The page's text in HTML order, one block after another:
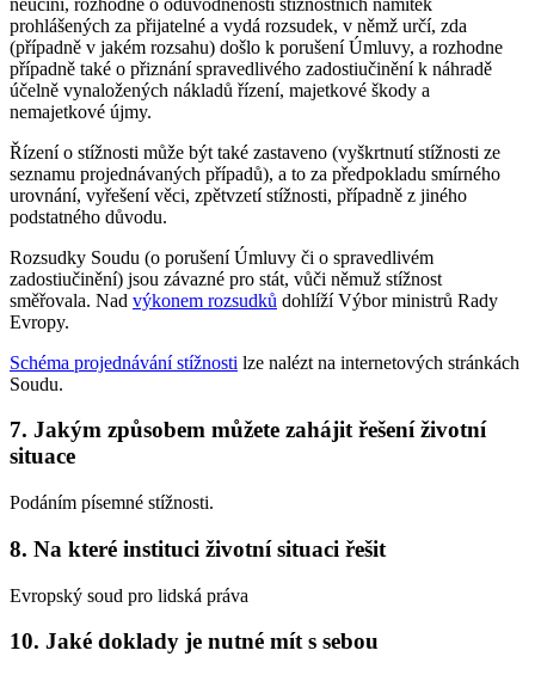
prohlášených za přijatelné a vydá rozsudek, v němž určí, zda
(případně v jakém rozsahu) došlo k porušení Úmluvy, a rozhodne
případně také o přiznání spravedlivého zadostiučinění k náhradě
účelně vynaložených nákladů řízení, majetkové škody a
nemajetkové újmy.
Řízení o stížnosti může být také zastaveno (vyškrtnutí stížnosti ze
seznamu projednávaných případů), a to za předpokladu smírného
urovnání, vyřešení věci, zpětvzetí stížnosti, případně z jiného
podstatného důvodu.
Rozsudky Soudu (o porušení Úmluvy či o spravedlivém
zadostiučinění) jsou závazné pro stát, vůči němuž stížnost
směřovala. Nad výkonem rozsudků dohlíží Výbor ministrů Rady
Evropy.
Schéma projednávání stížnosti lze nalézt na internetových stránkách
Soudu.
7. Jakým způsobem můžete zahájit řešení životní
situace
Podáním písemné stížnosti.
8. Na které instituci životní situaci řešit
Evropský soud pro lidská práva
10. Jaké doklady je nutné mít s sebou